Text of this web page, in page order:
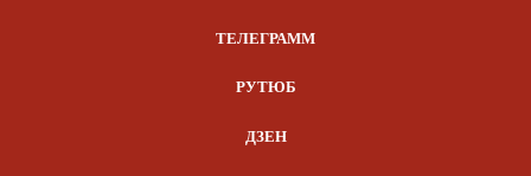
ТЕЛЕГРАММ
РУТЮБ
ДЗЕН